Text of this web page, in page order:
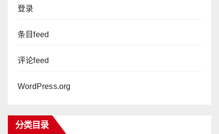
登录
条目feed
评论feed
WordPress.org
分类目录